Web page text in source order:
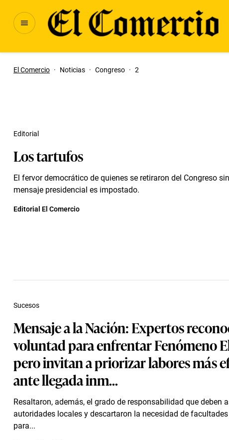
El Comercio · Noticias · Congreso · 2
Los tartufos
El fervor democrático de quienes se retiraron del Congreso
mensaje presidencial es impostado.
Editorial
Editorial El Comercio
Mensaje a la Nación: Expertos
voluntad para enfrentar Fenómeno
pero invitan a priorizar labores más
ante llegada inm...
Resaltaron, además, el grado de responsabilidad que deben
autoridades locales y descartaron la necesidad de
para...
Sucesos